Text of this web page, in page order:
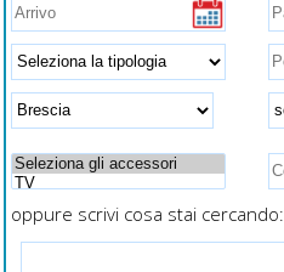
oppure scrivi cosa stai cercando: